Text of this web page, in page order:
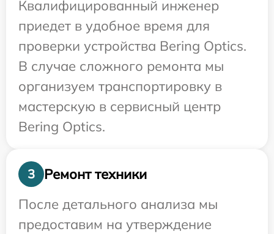
Квалифицированный инженер
приедет в удобное время для
проверки устройства Bering Optics.
В случае сложного ремонта мы
организуем транспортировку в
мастерскую в сервисный центр
Bering Optics.
3
Ремонт техники
После детального анализа мы
предоставим на утверждение